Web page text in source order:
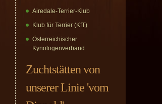
Airedale-Terrier-Klub
Klub für Terrier (KfT)
Österreichischer
Kynologenverband
Zuchtstätten von
unserer Linie 'vom